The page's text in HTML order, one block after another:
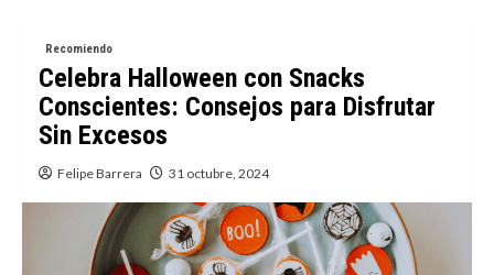
Recomiendo
Celebra Halloween con Snacks
Conscientes: Consejos para Disfrutar
Sin Excesos
Felipe Barrera 31 octubre, 2024